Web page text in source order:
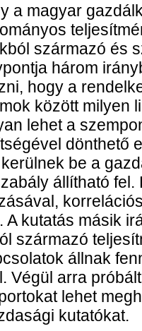
a magyar
származó és
három
hogy a
között milyen
lehet a
dönthető
be a
állítható fel.
A kutatás másik
származó
állnak
Végül arra
lehet
kutatókat.